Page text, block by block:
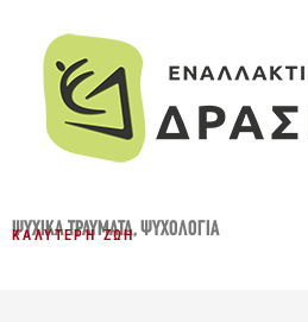
ΨΥΧΙΚΆ ΤΡΑΎΜΑΤΑ,ΨΥΧΟΛΟΓΊΑ
ΚΑΛΎΤΕΡΗ ΖΩΉ